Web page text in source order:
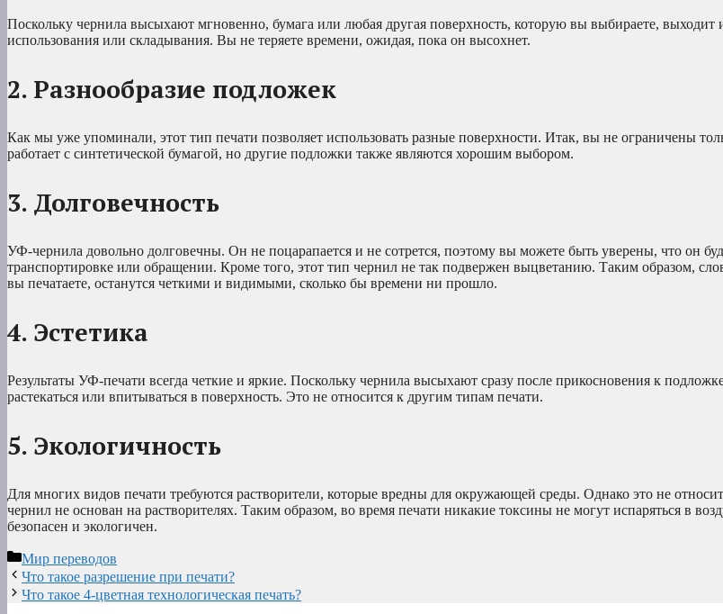
Поскольку чернила высыхают мгновенно, бумага или любая другая поверхность, которую вы выбираете, выходит
использования или складывания. Вы не теряете времени, ожидая, пока он высохнет.
2. Разнообразие подложек
Как мы уже упоминали, этот тип печати позволяет использовать разные поверхности. Итак, вы не ограничены
работает с синтетической бумагой, но другие подложки также являются хорошим выбором.
3. Долговечность
УФ-чернила довольно долговечны. Он не поцарапается и не сотрется, поэтому вы можете быть уверены, что он
транспортировке или обращении. Кроме того, этот тип чернил не так подвержен выцветанию. Таким образом,
вы печатаете, останутся четкими и видимыми, сколько бы времени ни прошло.
4. Эстетика
Результаты УФ-печати всегда четкие и яркие. Поскольку чернила высыхают сразу после прикосновения к
растекаться или впитываться в поверхность. Это не относится к другим типам печати.
5. Экологичность
Для многих видов печати требуются растворители, которые вредны для окружающей среды. Однако это не
чернил не основан на растворителях. Таким образом, во время печати никакие токсины не могут испаряться в
безопасен и экологичен.
Рубрики
Мир переводов
Что такое разрешение при печати?
Что такое 4-цветная технологическая печать?